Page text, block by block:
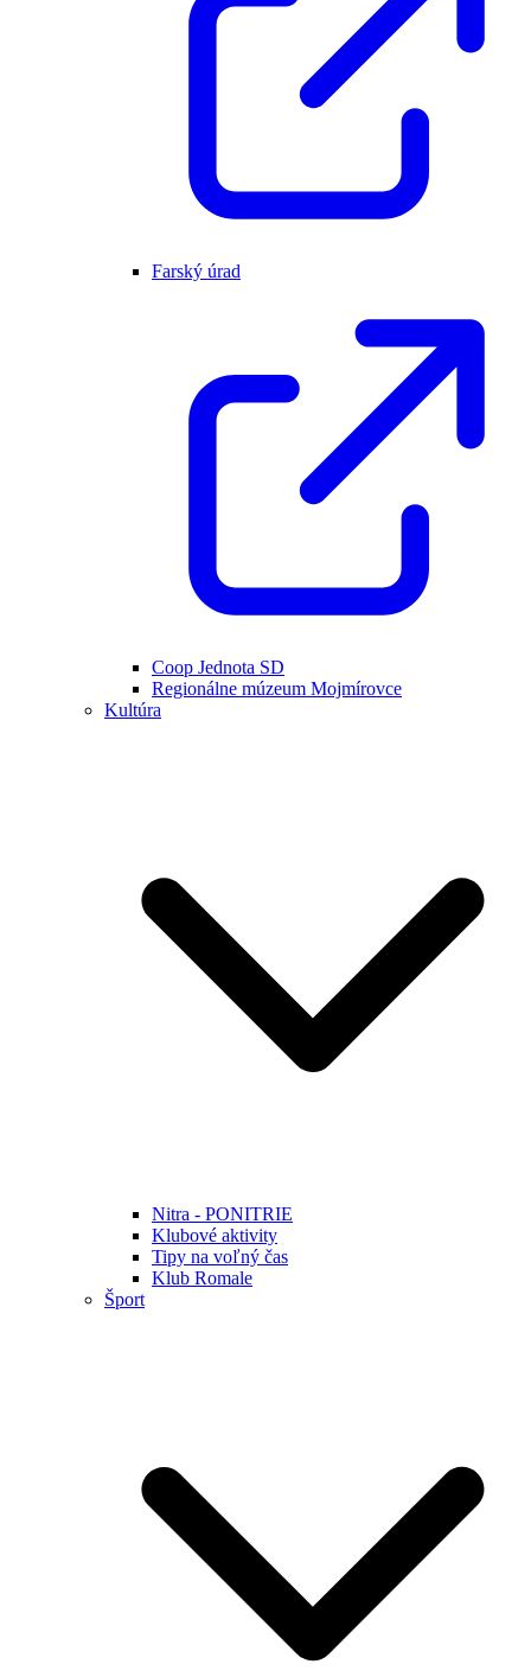
Farský úrad
Coop Jednota SD
Regionálne múzeum Mojmírovce
Kultúra
Nitra - PONITRIE
Klubové aktivity
Tipy na voľný čas
Klub Romale
Šport